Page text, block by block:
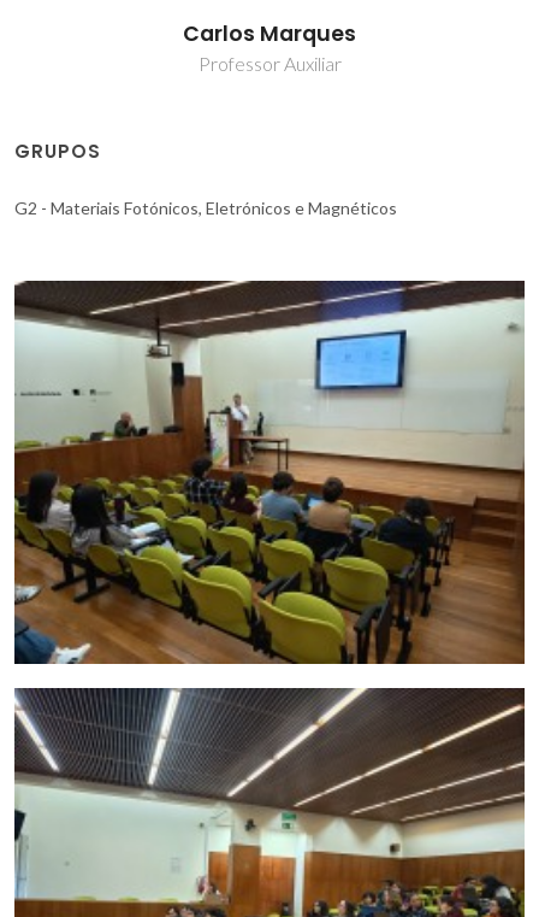
Carlos Marques
Professor Auxiliar
GRUPOS
G2 - Materiais Fotónicos, Eletrónicos e Magnéticos